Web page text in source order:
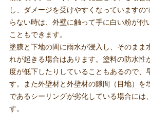
し、ダメージを受けやすくなっていますの
らない時は、外壁に触って手に白い粉が付
こともできます。
塗膜と下地の間に雨水が浸入し、そのまま
れが起きる場合はあります。塗料の防水性
度が低下したりしていることもあるので、
す。また外壁材と外壁材の隙間（目地）を
であるシーリングが劣化している場合には
す。